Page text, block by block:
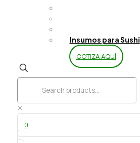
Insumos para Sushi
COTIZA AQUÍ
✕
0